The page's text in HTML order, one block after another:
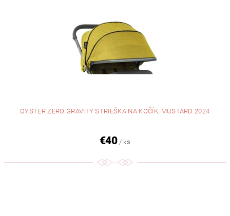
OYSTER ZERO GRAVITY STRIEŠKA NA KOČÍK, MUSTARD 2024
€40 / ks